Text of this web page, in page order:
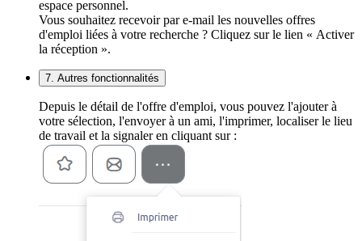
espace personnel.
Vous souhaitez recevoir par e-mail les nouvelles offres
d'emploi liées à votre recherche ? Cliquez sur le lien « Activer
la réception ».
7. Autres fonctionnalités
Depuis le détail de l'offre d'emploi, vous pouvez l'ajouter à
votre sélection, l'envoyer à un ami, l'imprimer, localiser le lieu
de travail et la signaler en cliquant sur :